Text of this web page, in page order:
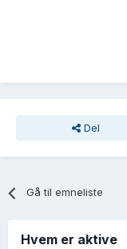
Del
Gå til emneliste
Hvem er aktive